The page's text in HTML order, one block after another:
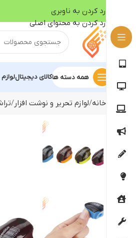
رد کردن به ناوبری
رد کردن به محتوای اصلی
همه دسته هاکالای دیجیتال
خانه لوازم تحریر و نوشت افزار